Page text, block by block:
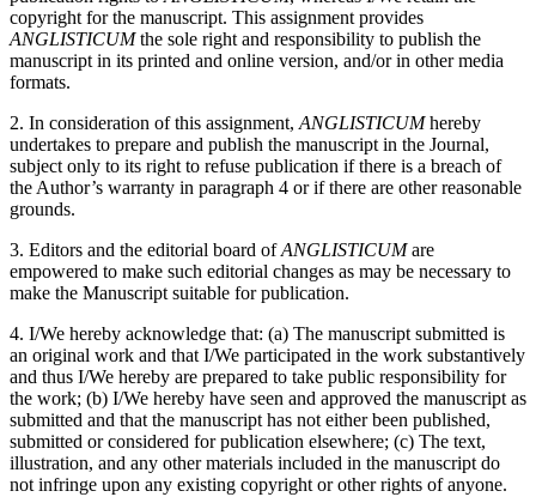
copyright for the manuscript. This assignment provides
ANGLISTICUMthe sole right and responsibility to publish the
manuscript in its printed and online version, and/or in other media
formats.
2. In consideration of this assignment,ANGLISTICUMhereby
undertakes to prepare and publish the manuscript in the Journal,
subject only to its right to refuse publication if there is a breach of
the Author’s warranty in paragraph 4 or if there are other reasonable
grounds.
3. Editors and the editorial board ofANGLISTICUMare
empowered to make such editorial changes as may be necessary to
make the Manuscript suitable for publication.
4. I/We hereby acknowledge that: (a) The manuscript submitted is
an original work and that I/We participated in the work substantively
and thus I/We hereby are prepared to take public responsibility for
the work; (b) I/We hereby have seen and approved the manuscript as
submitted and that the manuscript has not either been published,
submitted or considered for publication elsewhere; (c) The text,
illustration, and any other materials included in the manuscript do
not infringe upon any existing copyright or other rights of anyone.